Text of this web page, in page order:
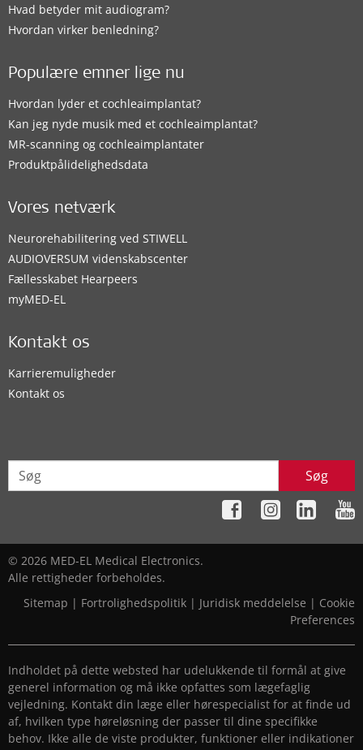
Hvad betyder mit audiogram?
Hvordan virker benledning?
Populære emner lige nu
Hvordan lyder et cochleaimplantat?
Kan jeg nyde musik med et cochleaimplantat?
MR-scanning og cochleaimplantater
Produktpålidelighedsdata
Vores netværk
Neurorehabilitering ved STIWELL
AUDIOVERSUM videnskabscenter
Fællesskabet Hearpeers
myMED‑EL
Kontakt os
Karrieremuligheder
Kontakt os
Søg
© 2026 MED-EL Medical Electronics.
Alle rettigheder forbeholdes.
Sitemap | Fortrolighedspolitik | Juridisk meddelelse | Cookie
Preferences
Indholdet på dette websted har udelukkende til formål at give
generel information og må ikke opfattes som lægefaglig
vejledning. Kontakt din læge eller hørespecialist for at finde ud
af, hvilken type høreløsning der passer til dine specifikke
behov. Ikke alle de viste produkter, funktioner eller indikationer